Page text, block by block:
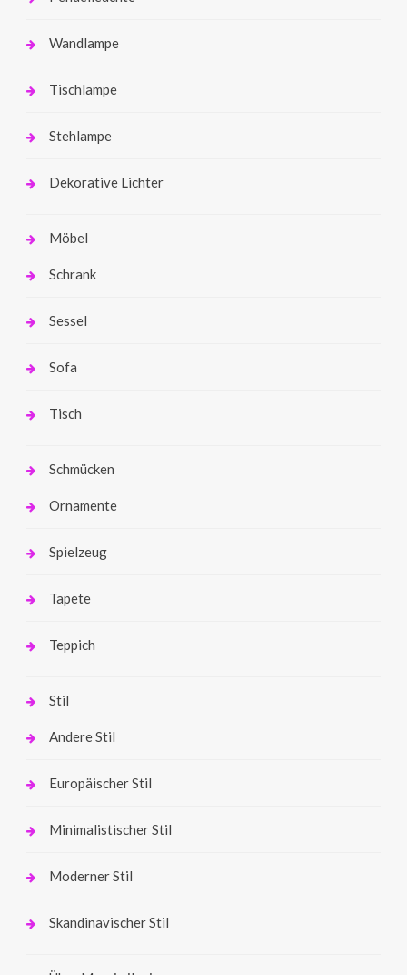
Wandlampe
Tischlampe
Stehlampe
Dekorative Lichter
Möbel
Schrank
Sessel
Sofa
Tisch
Schmücken
Ornamente
Spielzeug
Tapete
Teppich
Stil
Andere Stil
Europäischer Stil
Minimalistischer Stil
Moderner Stil
Skandinavischer Stil